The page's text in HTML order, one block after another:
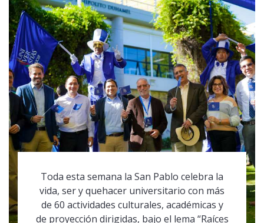
Toda esta semana la San Pablo celebra la
vida, ser y quehacer universitario con más
de 60 actividades culturales, académicas y
de proyección dirigidas, bajo el lema “Raíces